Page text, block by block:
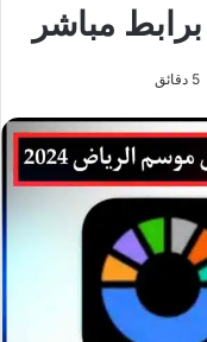
مباشر
5 دقائق